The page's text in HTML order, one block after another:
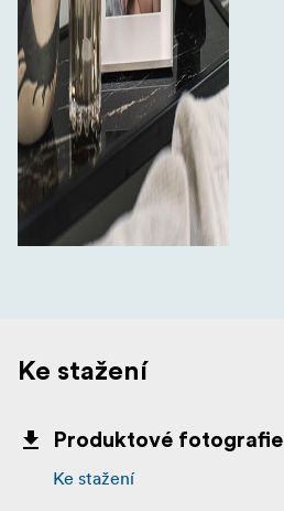
Ke stažení
Produktové fotografie
Ke stažení